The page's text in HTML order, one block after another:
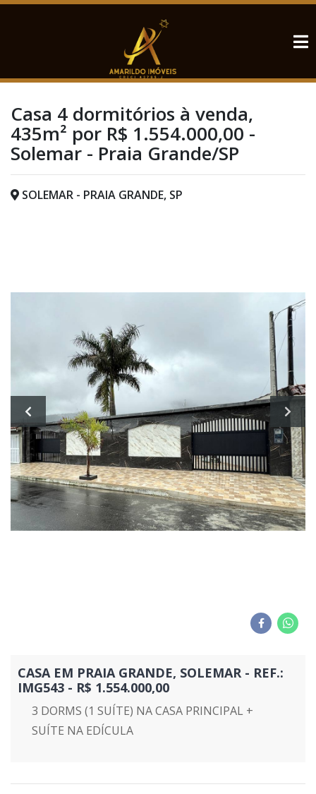
Casa 4 dormitórios à venda,
435m² por R$ 1.554.000,00 -
Solemar - Praia Grande/SP
SOLEMAR - PRAIA GRANDE, SP
CASA EM PRAIA GRANDE, SOLEMAR - REF.:
IMG543 - R$ 1.554.000,00
3 DORMS (1 SUÍTE) NA CASA PRINCIPAL +
SUÍTE NA EDÍCULA